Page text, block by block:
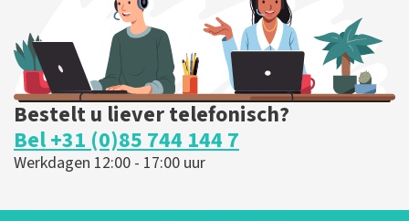
Bestelt u liever telefonisch?
Bel +31 (0)85 744 144 7
Werkdagen 12:00 - 17:00 uur